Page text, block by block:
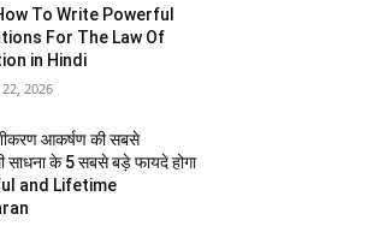
To Write Powerful
For The Law Of
in Hindi
2026
आकर्षण की सबसे
साधना के 5 सबसे बड़े फायदे होगा
and Lifetime